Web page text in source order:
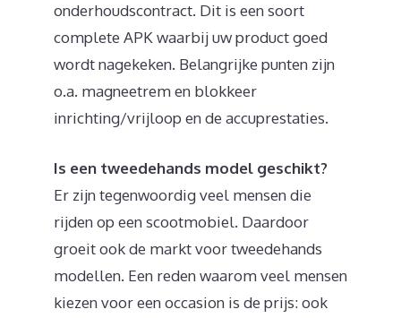
onderhoudscontract. Dit is een soort
complete APK waarbij uw product goed
wordt nagekeken. Belangrijke punten zijn
o.a. magneetrem en blokkeer
inrichting/vrijloop en de accuprestaties.
Is een tweedehands model geschikt?
Er zijn tegenwoordig veel mensen die
rijden op een scootmobiel. Daardoor
groeit ook de markt voor tweedehands
modellen. Een reden waarom veel mensen
kiezen voor een occasion is de prijs: ook